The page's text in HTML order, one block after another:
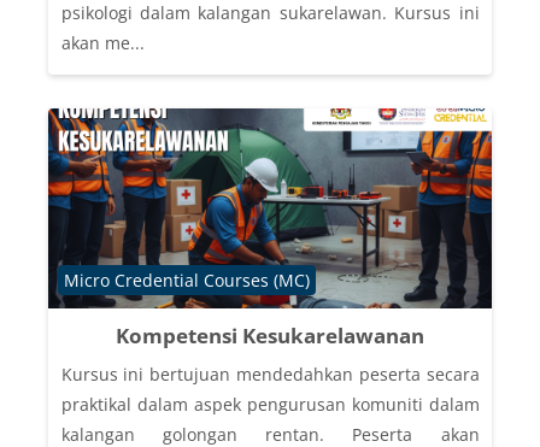
psikologi dalam kalangan sukarelawan. Kursus ini
akan me...
Kompetensi Kesukarelawanan
Course category
Micro Credential Courses (MC)
Kursus ini bertujuan mendedahkan peserta secara
praktikal dalam aspek pengurusan komuniti dalam
kalangan golongan rentan. Peserta akan